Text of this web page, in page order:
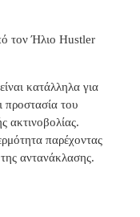
τον Ήλιο Hustler
κατάλληλα για
προστασία του
ακτινοβολίας.
παρέχοντας
αντανάκλασης.